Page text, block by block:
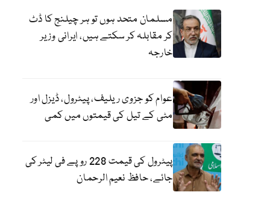
مسلمان متحد ہوں تو ہر چیلنج کا ڈٹ
کر مقابلہ کر سکتے ہیں، ایرانی وزیر
خارجہ
عوام کو جزوی ریلیف، پیٹرول، ڈیزل اور
مٹی کے تیل کی قیمتوں میں کمی
پیٹرول کی قیمت 228 روپے فی لیٹر کی
جائے، حافظ نعیم الرحمان